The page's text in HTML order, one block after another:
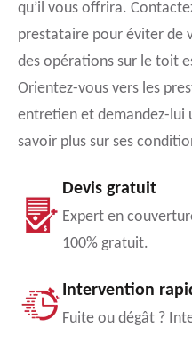
qu’il vous offrira.
prestataire pour éviter de
des opérations sur le toit
Orientez-vous vers les
entretien et demandez-lui
savoir plus sur ses
Devis gratuit
Expert en
100% gratuit.
Intervention
Fuite ou dégât ?